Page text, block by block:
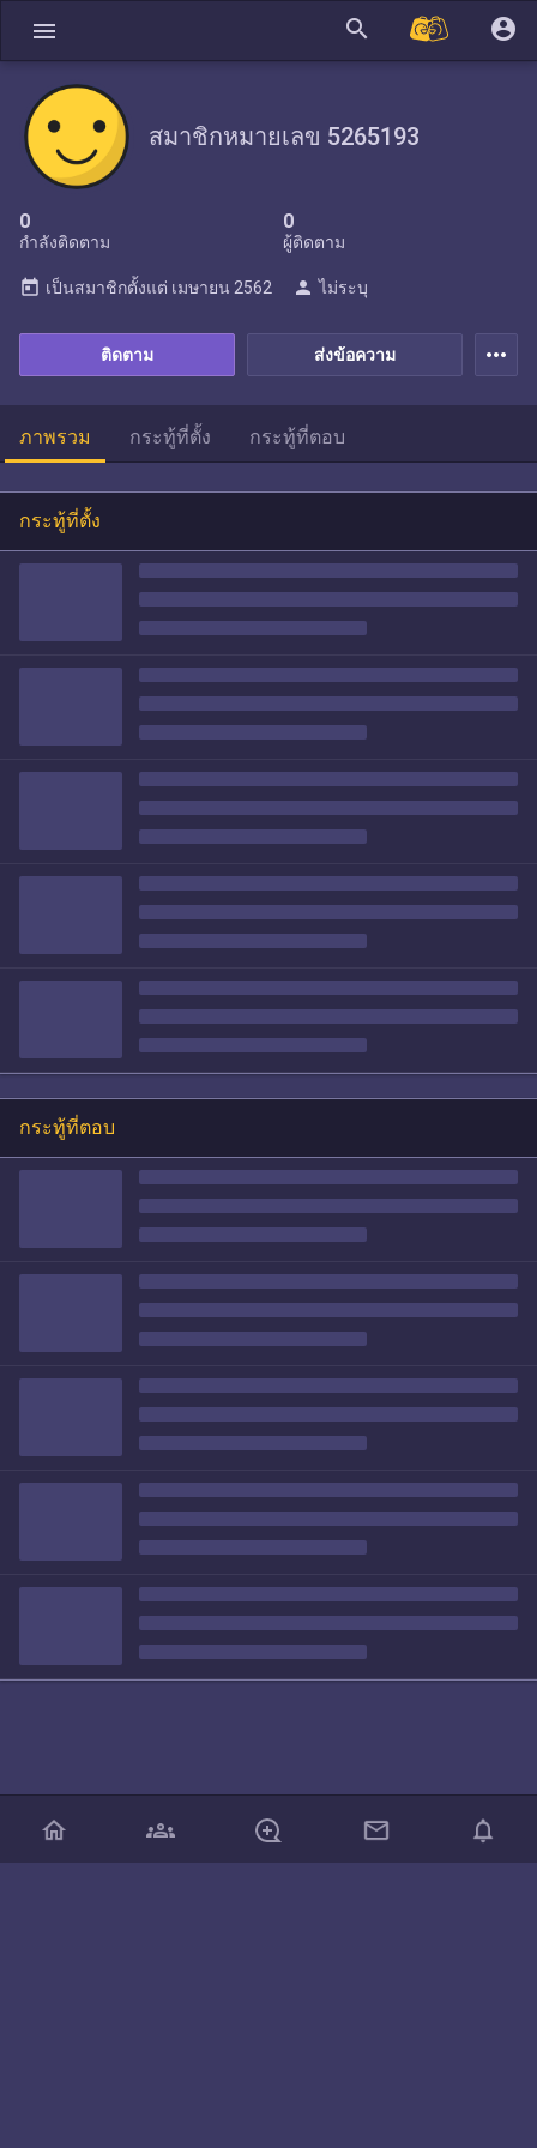
menu search account_circle
สมาชิกหมายเลข 5265193
0
กำลังติดตาม
0
ผู้ติดตาม
ส่งข้อความ
ติดตาม
today เป็นสมาชิกตั้งแต่ เมษายน 2562 person ไม่ระบุ
more_horiz
ภาพรวม กระทู้ที่ตั้ง กระทู้ที่ตอบ
กระทู้ที่ตั้ง
กระทู้ที่ตอบ